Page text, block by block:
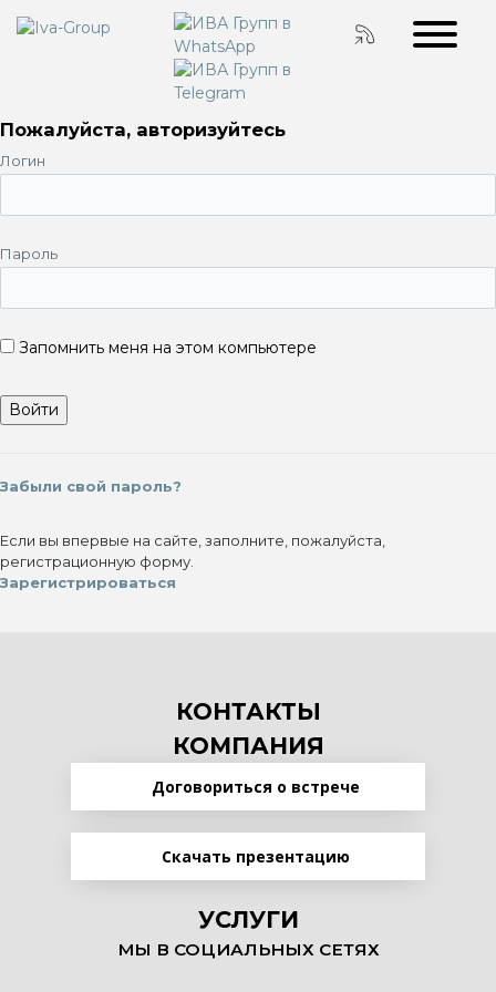
Пожалуйста, авторизуйтесь
Логин
Пароль
Запомнить меня на этом компьютере
Забыли свой пароль?
Если вы впервые на сайте, заполните, пожалуйста,
регистрационную форму.
Зарегистрироваться
КОНТАКТЫ
КОМПАНИЯ
Договориться о встрече
Скачать презентацию
УСЛУГИ
МЫ В СОЦИАЛЬНЫХ СЕТЯХ